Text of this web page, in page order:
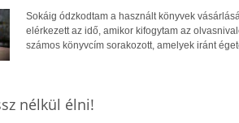
Sokáig ódzkodtam a használt könyvek
elérkezett az idő, amikor kifogytam az
számos könyvcím sorakozott, amelyek iránt
nélkül élni!